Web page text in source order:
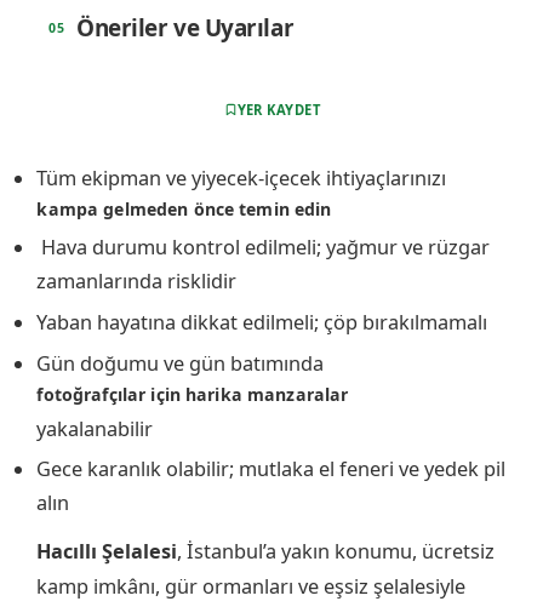
Öneriler ve Uyarılar
YER KAYDET
Tüm ekipman ve yiyecek-içecek ihtiyaçlarınızı
kampa gelmeden önce temin edin
️ Hava durumu kontrol edilmeli; yağmur ve rüzgar
zamanlarında risklidir
Yaban hayatına dikkat edilmeli; çöp bırakılmamalı
Gün doğumu ve gün batımında
fotoğrafçılar için harika manzaralar
yakalanabilir
Gece karanlık olabilir; mutlaka el feneri ve yedek pil
alın
Hacıllı Şelalesi, İstanbul’a yakın konumu, ücretsiz
kamp imkânı, gür ormanları ve eşsiz şelalesiyle